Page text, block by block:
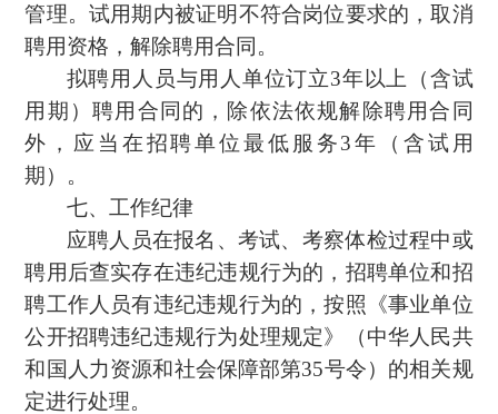
管理。试用期内被证明不符合岗位要求的，取消
聘用资格，解除聘用合同。
拟聘用人员与用人单位订立3年以上（含试
用期）聘用合同的，除依法依规解除聘用合同
外，应当在招聘单位最低服务3年（含试用
期）。
七、工作纪律
应聘人员在报名、考试、考察体检过程中或
聘用后查实存在违纪违规行为的，招聘单位和招
聘工作人员有违纪违规行为的，按照《事业单位
公开招聘违纪违规行为处理规定》（中华人民共
和国人力资源和社会保障部第35号令）的相关规
定进行处理。